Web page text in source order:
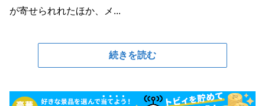
が寄せられれたほか、メ...
続きを読む